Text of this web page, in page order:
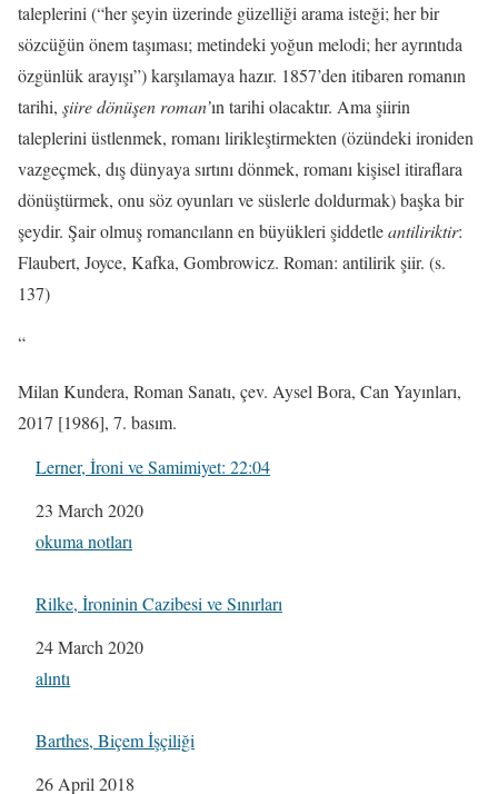
taleplerini (“her şeyin üzerinde güzelliği arama isteği; her bir
sözcüğün önem taşıması; metindeki yoğun melodi; her ayrıntıda
özgünlük arayışı”) karşılamaya hazır. 1857’den itibaren romanın
tarihi, şiire dönüşen roman’ın tarihi olacaktır. Ama şiirin
taleplerini üstlenmek, romanı lirikleştirmekten (özündeki ironiden
vazgeçmek, dış dünyaya sırtını dönmek, romanı kişisel itiraflara
dönüştürmek, onu söz oyunları ve süslerle doldurmak) başka bir
şeydir. Şair olmuş romancılann en büyükleri şiddetleantiliriktir:
Flaubert, Joyce, Kafka, Gombrowicz. Roman: antilirik şiir. (s.
137)
“
Milan Kundera, Roman Sanatı, çev. Aysel Bora, Can Yayınları,
2017 [1986], 7. basım.
Lerner, İroni ve Samimiyet: 22:04
Date
23 March 2020
In relation to
okuma notları
Rilke, İroninin Cazibesi ve Sınırları
Date
24 March 2020
In relation to
alıntı
Barthes, Biçem İşçiliği
Date
26 April 2018